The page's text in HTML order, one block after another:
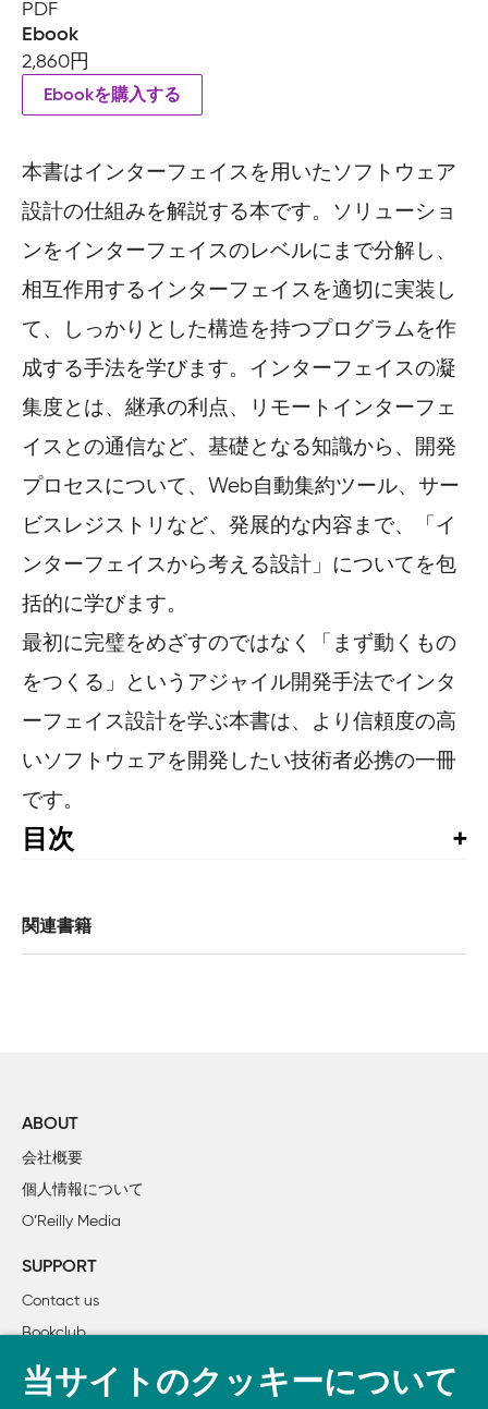
PDF
Ebook
2,860円
Ebookを購入する
本書はインターフェイスを用いたソフトウェア
設計の仕組みを解説する本です。ソリューショ
ンをインターフェイスのレベルにまで分解し、
相互作用するインターフェイスを適切に実装し
て、しっかりとした構造を持つプログラムを作
成する手法を学びます。インターフェイスの凝
集度とは、継承の利点、リモートインターフェ
イスとの通信など、基礎となる知識から、開発
プロセスについて、Web自動集約ツール、サー
ビスレジストリなど、発展的な内容まで、「イ
ンターフェイスから考える設計」についてを包
括的に学びます。
最初に完璧をめざすのではなく「まず動くもの
をつくる」というアジャイル開発手法でインタ
ーフェイス設計を学ぶ本書は、より信頼度の高
いソフトウェアを開発したい技術者必携の一冊
です。
目次
I部　インターフェイスのすべて
    1.2　現実のインターフェイス
        1.2.1　インターフェイスって何？
        1.2.3　Unixデバイス
        1.2.4　インターフェイス
    1.3　まとめ
2章　インターフェイスと契約
    2.1　インターフェイスの三原則
関連書籍
ABOUT
会社概要
個人情報について
O’Reilly Media
SUPPORT
Contact us
Bookclub
書籍注文
当サイトのクッキーについて